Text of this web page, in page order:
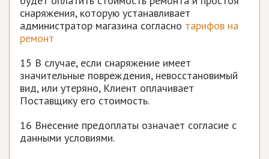
снаряжения, которую устанавливает
администратор магазина согласно тарифов на
ремонт
15 В случае, если снаряжение имеет
значительные повреждения, невосстановимый
вид, или утеряно, Клиент оплачивает
Поставщику его стоимость.
16 Внесение предоплаты означает согласие с
данными условиями.